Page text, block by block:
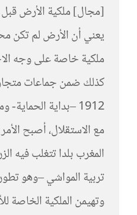
[مجال] ملكية الأرض قبل
يعني أن الأرض لم تكن
ملكية خاصة على وجه
كذلك ضمن جماعات
مع الاستقلال، أصبح
المغرب بلدا تتغلب فيه
تربية المواشي –وهو تطور
وتهيمن الملكية الخاصة